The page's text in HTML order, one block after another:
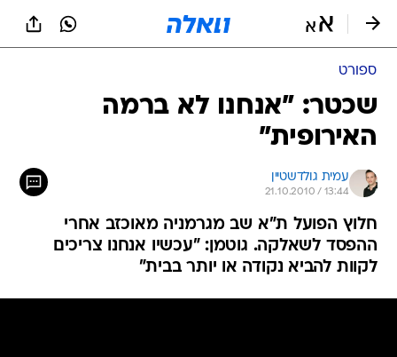
ספורט
שכטר: "אנחנו לא ברמה
האירופית"
עמית גולדשטיין
21.10.2010 / 13:44
חלוץ הפועל ת"א שב מגרמניה מאוכזב אחרי
ההפסד לשאלקה. גוטמן: "עכשיו אנחנו צריכים
לקוות להביא נקודה או יותר בבית"